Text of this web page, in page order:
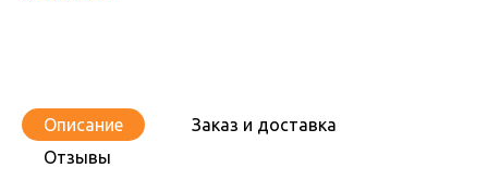
Описание
Заказ и доставка
Отзывы